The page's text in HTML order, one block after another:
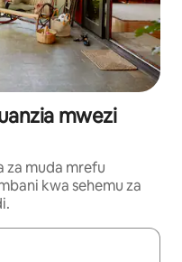
mwezi
za muda mrefu
kwa sehemu za